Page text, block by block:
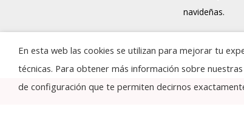
navideñas.
En esta web las cookies se utilizan para mejorar tu
técnicas. Para obtener más información sobre
de configuración que te permiten decirnos